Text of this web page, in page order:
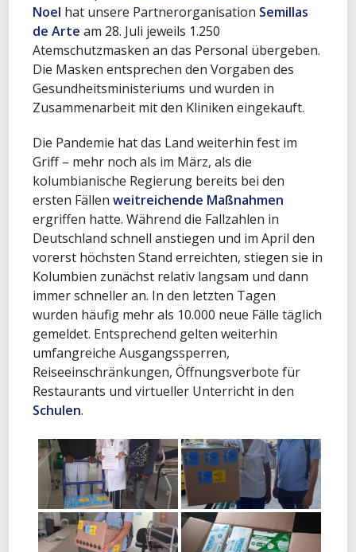
Noel hat unsere Partnerorganisation Semillas
de Arte am 28. Juli jeweils 1.250
Atemschutzmasken an das Personal übergeben.
Die Masken entsprechen den Vorgaben des
Gesundheitsministeriums und wurden in
Zusammenarbeit mit den Kliniken eingekauft.
Die Pandemie hat das Land weiterhin fest im
Griff – mehr noch als im März, als die
kolumbianische Regierung bereits bei den
ersten Fällenweitreichende Maßnahmen
ergriffen hatte. Während die Fallzahlen in
Deutschland schnell anstiegen und im April den
vorerst höchsten Stand erreichten, stiegen sie in
Kolumbien zunächst relativ langsam und dann
immer schneller an. In den letzten Tagen
wurden häufig mehr als 10.000 neue Fälle täglich
gemeldet. Entsprechend gelten weiterhin
umfangreiche Ausgangssperren,
Reiseeinschränkungen, Öffnungsverbote für
Restaurants und virtueller Unterricht in den
Schulen.